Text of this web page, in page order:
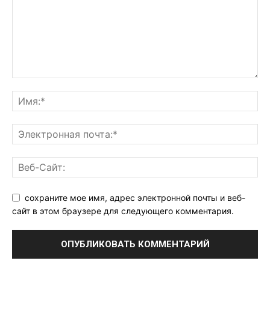
сохраните мое имя, адрес электронной почты и веб-
сайт в этом браузере для следующего комментария.